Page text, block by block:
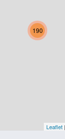
Oberösterreich
Vorarlberg
190
Leaflet